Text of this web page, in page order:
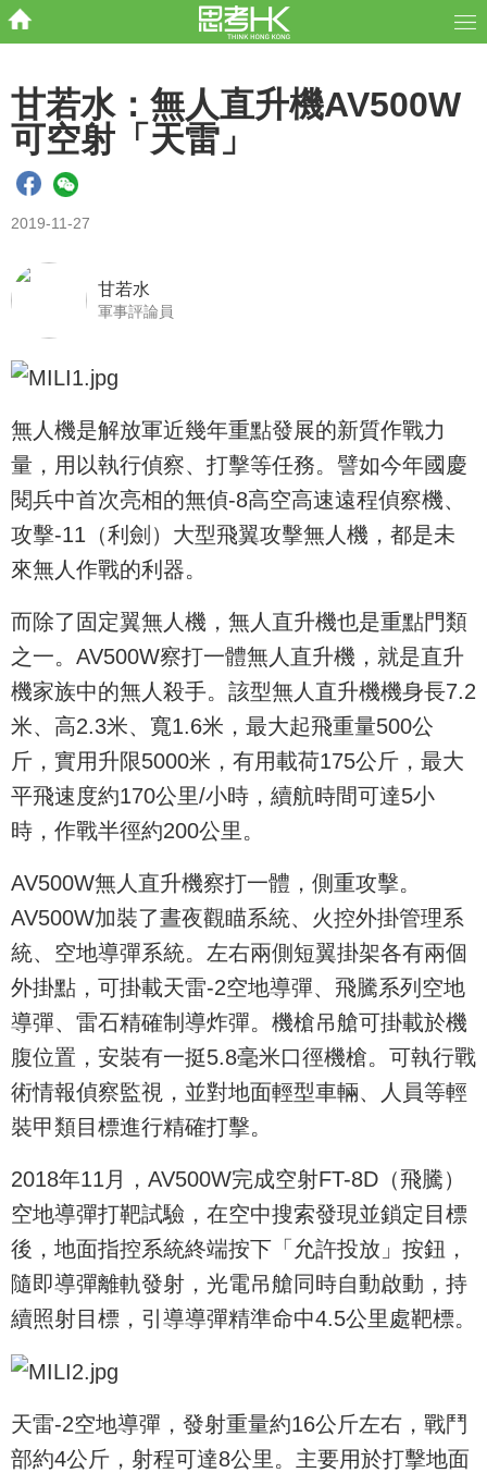
甘若水：無人直升機AV500W
可空射「天雷」
2019-11-27
甘若水
軍事評論員
無人機是解放軍近幾年重點發展的新質作戰力
量，用以執行偵察、打擊等任務。譬如今年國慶
閱兵中首次亮相的無偵-8高空高速遠程偵察機、
攻擊-11（利劍）大型飛翼攻擊無人機，都是未
來無人作戰的利器。
而除了固定翼無人機，無人直升機也是重點門類
之一。AV500W察打一體無人直升機，就是直升
機家族中的無人殺手。該型無人直升機機身長7.2
米、高2.3米、寬1.6米，最大起飛重量500公
斤，實用升限5000米，有用載荷175公斤，最大
平飛速度約170公里/小時，續航時間可達5小
時，作戰半徑約200公里。
AV500W無人直升機察打一體，側重攻擊。
AV500W加裝了晝夜觀瞄系統、火控外掛管理系
統、空地導彈系統。左右兩側短翼掛架各有兩個
外掛點，可掛載天雷-2空地導彈、飛騰系列空地
導彈、雷石精確制導炸彈。機槍吊艙可掛載於機
腹位置，安裝有一挺5.8毫米口徑機槍。可執行戰
術情報偵察監視，並對地面輕型車輛、人員等輕
裝甲類目標進行精確打擊。
2018年11月，AV500W完成空射FT-8D（飛騰）
空地導彈打靶試驗，在空中搜索發現並鎖定目標
後，地面指控系統終端按下「允許投放」按鈕，
隨即導彈離軌發射，光電吊艙同時自動啟動，持
續照射目標，引導導彈精準命中4.5公里處靶標。
天雷-2空地導彈，發射重量約16公斤左右，戰鬥
部約4公斤，射程可達8公里。主要用於打擊地面